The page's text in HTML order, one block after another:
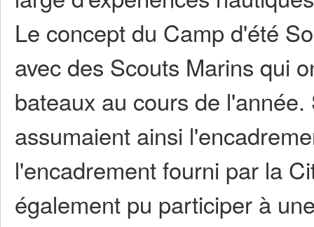
Le concept du Camp d'été
avec des Scouts Marins qui
bateaux au cours de
assumaient ainsi
l'encadrement fourni par la
également pu participer à